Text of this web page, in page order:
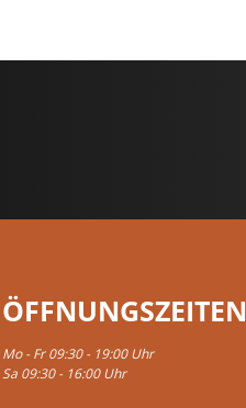
ÖFFNUNGSZEITEN
Mo - Fr 09:30 - 19:00 Uhr
Sa 09:30 - 16:00 Uhr